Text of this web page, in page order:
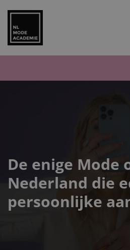
De enige Mode
Nederland die
persoonlijke